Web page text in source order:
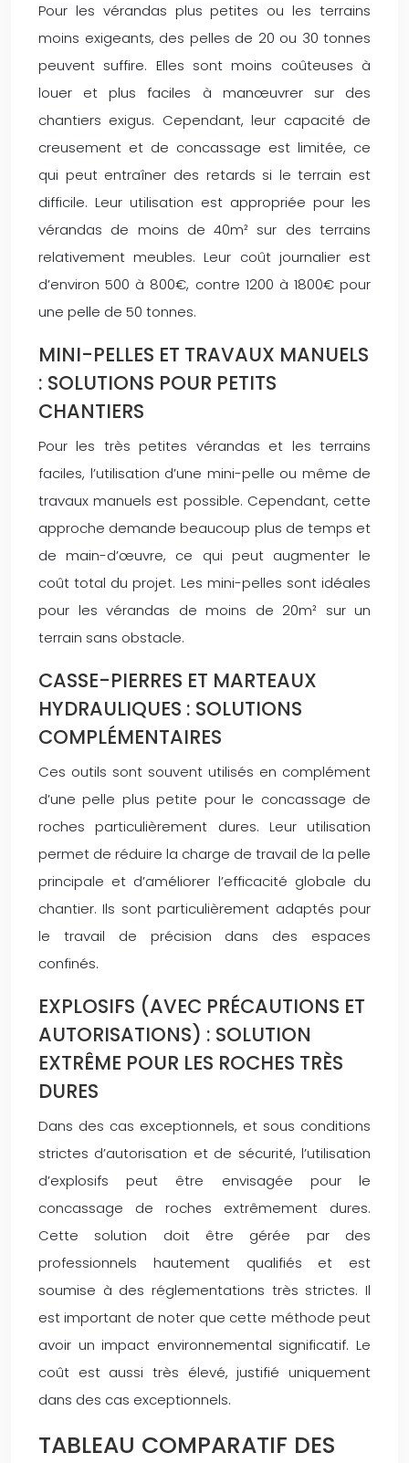
Pour les vérandas plus petites ou les terrains
moins exigeants, des pelles de 20 ou 30 tonnes
peuvent suffire. Elles sont moins coûteuses à
louer et plus faciles à manœuvrer sur des
chantiers exigus. Cependant, leur capacité de
creusement et de concassage est limitée, ce
qui peut entraîner des retards si le terrain est
difficile. Leur utilisation est appropriée pour les
vérandas de moins de 40m² sur des terrains
relativement meubles. Leur coût journalier est
d’environ 500 à 800€, contre 1200 à 1800€ pour
une pelle de 50 tonnes.
MINI-PELLES ET TRAVAUX MANUELS
: SOLUTIONS POUR PETITS
CHANTIERS
Pour les très petites vérandas et les terrains
faciles, l’utilisation d’une mini-pelle ou même de
travaux manuels est possible. Cependant, cette
approche demande beaucoup plus de temps et
de main-d’œuvre, ce qui peut augmenter le
coût total du projet. Les mini-pelles sont idéales
pour les vérandas de moins de 20m² sur un
terrain sans obstacle.
CASSE-PIERRES ET MARTEAUX
HYDRAULIQUES : SOLUTIONS
COMPLÉMENTAIRES
Ces outils sont souvent utilisés en complément
d’une pelle plus petite pour le concassage de
roches particulièrement dures. Leur utilisation
permet de réduire la charge de travail de la pelle
principale et d’améliorer l’efficacité globale du
chantier. Ils sont particulièrement adaptés pour
le travail de précision dans des espaces
confinés.
EXPLOSIFS (AVEC PRÉCAUTIONS ET
AUTORISATIONS) : SOLUTION
EXTRÊME POUR LES ROCHES TRÈS
DURES
Dans des cas exceptionnels, et sous conditions
strictes d’autorisation et de sécurité, l’utilisation
d’explosifs peut être envisagée pour le
concassage de roches extrêmement dures.
Cette solution doit être gérée par des
professionnels hautement qualifiés et est
soumise à des réglementations très strictes. Il
est important de noter que cette méthode peut
avoir un impact environnemental significatif. Le
coût est aussi très élevé, justifié uniquement
dans des cas exceptionnels.
TABLEAU COMPARATIF DES